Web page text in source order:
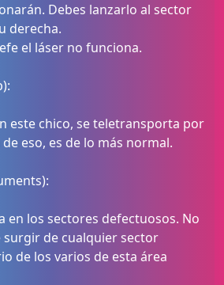
Debes lanzarlo al sector
derecha.
el láser no funciona.
este chico, se teletransporta por
eso, es de lo más normal.
en los sectores defectuosos. No
surgir de cualquier sector
de los varios de esta área